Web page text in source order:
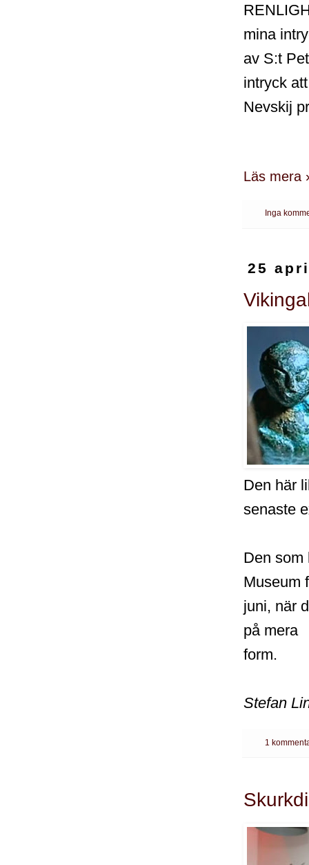
mina
av S:t
intryck
Nevskij
Läs mera
Inga
25
Den här
senaste
Den som
Museum
juni, när
på mera
form.
Stefan
1